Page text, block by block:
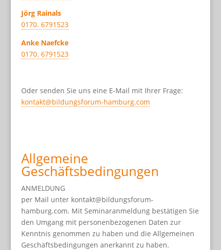
Jörg Rainals
0170. 6791523
Anke Naefcke
0170. 6791523
Oder senden Sie uns eine E-Mail mit Ihrer Frage:
kontakt@bildungsforum-hamburg.com
Allgemeine
Geschäftsbedingungen
ANMELDUNG
per Mail unter kontakt@bildungsforum-
hamburg.com. Mit Seminaranmeldung bestätigen Sie
den Umgang mit personenbezogenen Daten zur
Kenntnis genommen zu haben und die Allgemeinen
Geschäftsbedingungen anerkannt zu haben.